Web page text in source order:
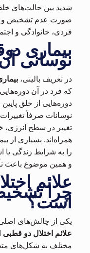
شدید بین حالت‌های
صورت عدم تشخیص و
فردی، خانوادگی و
بیماری
نوسانی
در تعریف بالینی،
که فرد در آن دوره‌هایی
دوره‌هایی از خلق
نوسانات صرفاً
تغییر در سطح انرژی،
همراه‌اند. بسیاری از
را به شرایط زندگی
و همین موضوع باعث
علائم
چرا
است؟
یکی از چالش‌های
علائم اختلال دو قطبی
مختلف به شکل‌های